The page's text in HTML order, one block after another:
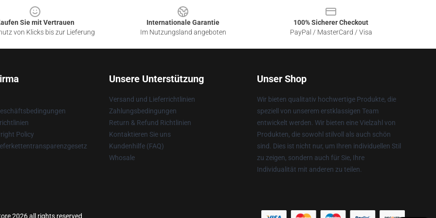
Sie mit Vertrauen
von Klicks bis zur Lieferung
Internationale Garantie
Im Nutzungsland angeboten
100% Sicherer Checkout
PayPal / MasterCard / Visa
Policy
Unsere Unterstützung
Versand und Lieferrichtlinien
Zahlungsbedingungen
Return & Refund Richtlinien
Kontaktieren Sie uns
Kundenhilfe (FAQ)
Whosale
Unser Shop
Wir bieten qualitativ hochwertige Produkte, die
speziell von unserem erstklassigen Team
entwickelt werden. Wir bieten eine Vielzahl von
Produkten, die sowohl stilvoll als auch schön
sind. Dies ist nicht nur, um Ihren individuellen Stil
zu zeigen, sondern auch für Sie, Ihre
Individualität mit anderen zu teilen.
2026 all rights reserved